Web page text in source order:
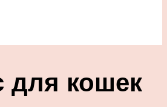
для кошек